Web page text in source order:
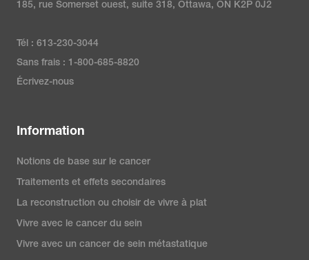
185, rue Somerset ouest, suite 318, Ottawa, ON K2P 0J2
Tél : 613-230-3044
Sans frais : 1-800-685-8820
Écrivez-nous
Information
Notions de base sur le cancer
Traitements et effets secondaires
La reconstruction ou choisir de vivre à plat
Vivre avec le cancer du sein
Vivre avec un cancer de sein métastatique